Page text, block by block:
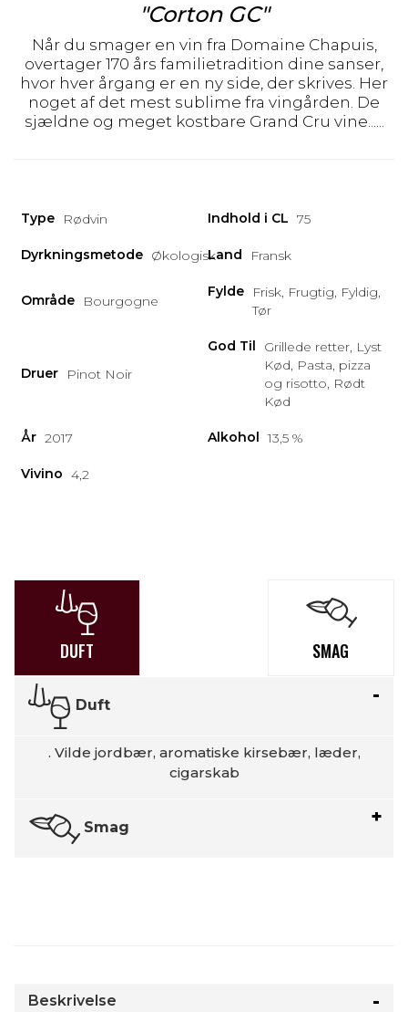
"Corton GC"
Når du smager en vin fra Domaine Chapuis,
overtager 170 års familietradition dine sanser,
hvor hver årgang er en ny side, der skrives. Her
noget af det mest sublime fra vingården. De
sjældne og meget kostbare Grand Cru vine......
Type Rødvin Indhold i CL 75
Dyrkningsmetode ØkologiskLand Fransk
Område Bourgogne
Fylde
Frisk, Frugtig, Fyldig,
Tør
Druer Pinot Noir
God Til
Grillede retter, Lyst
Kød, Pasta, pizza
og risotto, Rødt
Kød
År 2017 Alkohol 13,5 %
Vivino 4,2
DUFT SMAG
Duft
. Vilde jordbær, aromatiske kirsebær, læder,
cigarskab
Smag
Beskrivelse